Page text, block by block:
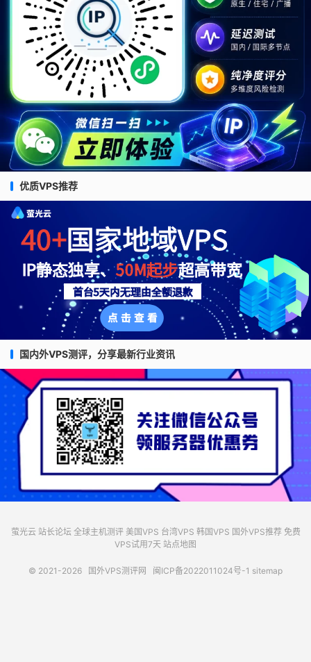
优质VPS推荐
国内外VPS测评，分享最新行业资讯
萤光云 站长论坛 全球主机测评 美国VPS 台湾VPS 韩国VPS 国外VPS推荐 免费
VPS试用7天 站点地图
© 2021-2026 国外VPS测评网 闽ICP备2022011024号-1 sitemap